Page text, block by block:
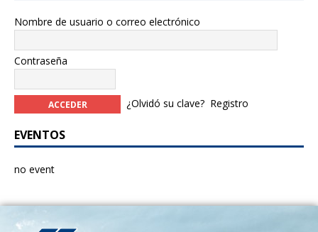
Nombre de usuario o correo electrónico
Contraseña
¿Olvidó su clave? Registro
EVENTOS
no event